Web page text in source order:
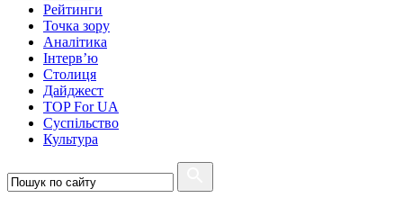
Рейтинги
Точка зору
Аналітика
Інтерв’ю
Столиця
Дайджест
TOP For UA
Суспiльство
Культура